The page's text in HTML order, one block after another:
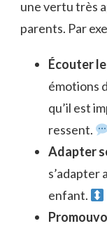
une vertu très
parents. Par
Écouter
émotions
qu’il est
ressent.
Adapter
s’adapter
enfant.